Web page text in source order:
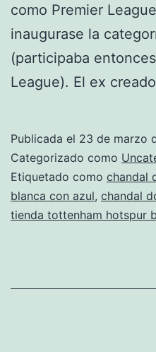
como Premier
inaugurase la
(participaba
League). El ex
Publicada el 23 de marzo
Categorizado como
Etiquetado como chandal
blanca con azul, chandal
tienda tottenham hotspur